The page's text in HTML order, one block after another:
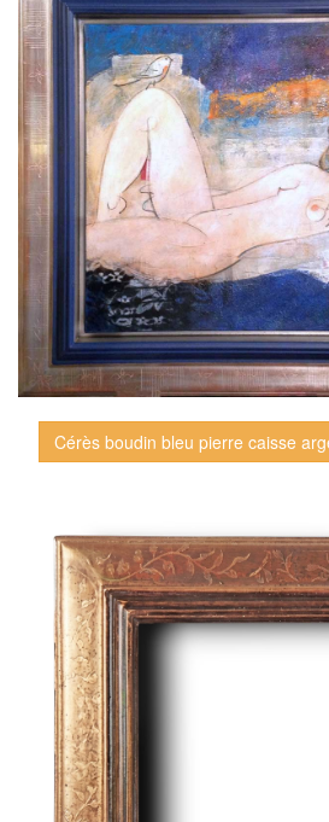
Cérès boudin bleu pierre caisse